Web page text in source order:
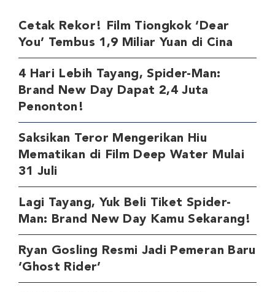
Cetak Rekor! Film Tiongkok ‘Dear
You’ Tembus 1,9 Miliar Yuan di Cina
4 Hari Lebih Tayang, Spider-Man:
Brand New Day Dapat 2,4 Juta
Penonton!
Saksikan Teror Mengerikan Hiu
Mematikan di Film Deep Water Mulai
31 Juli
Lagi Tayang, Yuk Beli Tiket Spider-
Man: Brand New Day Kamu Sekarang!
Ryan Gosling Resmi Jadi Pemeran Baru
‘Ghost Rider’